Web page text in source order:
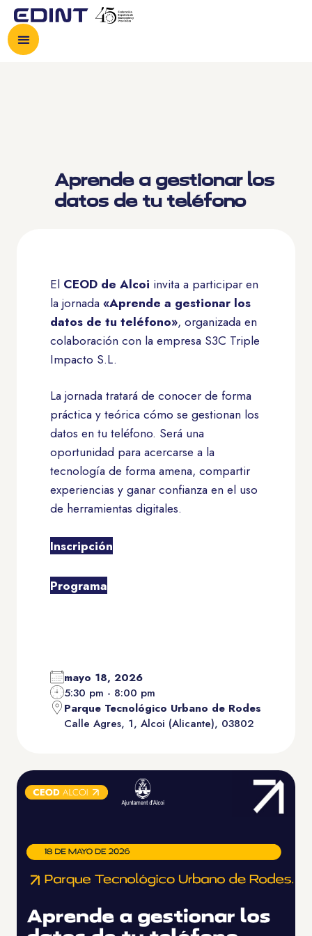
Aprende a gestionar los
datos de tu teléfono
El CEOD de Alcoi invita a participar en
la jornada «Aprende a gestionar los
datos de tu teléfono», organizada en
colaboración con la empresa S3C Triple
Impacto S.L.
La jornada tratará de conocer de forma
práctica y teórica cómo se gestionan los
datos en tu teléfono. Será una
oportunidad para acercarse a la
tecnología de forma amena, compartir
experiencias y ganar confianza en el uso
de herramientas digitales.
Inscripción
Programa
mayo 18, 2026
5:30 pm - 8:00 pm
Parque Tecnológico Urbano de Rodes
Calle Agres, 1, Alcoi (Alicante), 03802